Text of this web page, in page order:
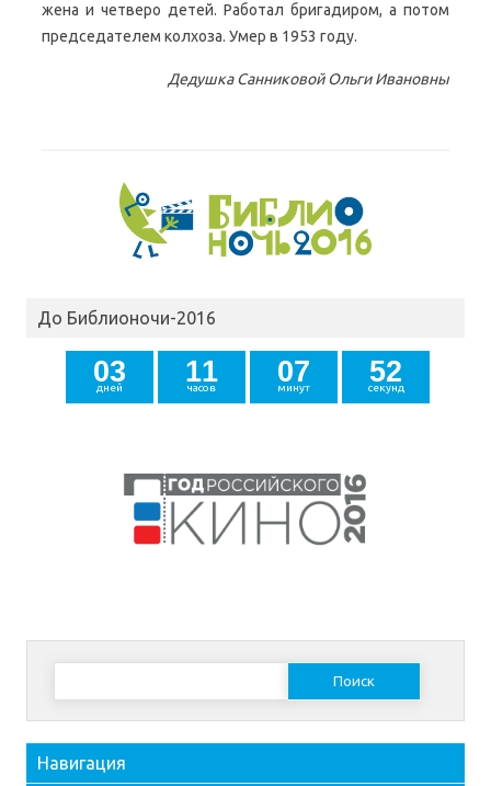
жена и четверо детей. Работал бригадиром, а потом
председателем колхоза. Умер в 1953 году.
ДедушкаСанниковой Ольги Ивановны
До Библионочи-2016
дней
03 часов
11 минут
07 секунд
51
2
Найти:
Навигация